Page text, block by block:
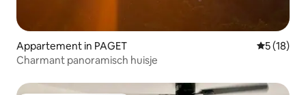
Appartement in PAGET
5 (18)
Charmant panoramisch huisje